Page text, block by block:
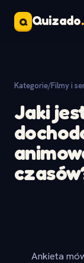
Q Quizado.
Kategorie/Filmy i
Jaki
Ankieta